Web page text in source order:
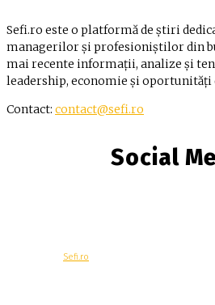
Sefi.ro este o platformă de știri
managerilor și profesioniștilor din
mai recente informații, analize și
leadership, economie și oportunități
Contact: contact@sefi.ro
Social
Sefi.ro